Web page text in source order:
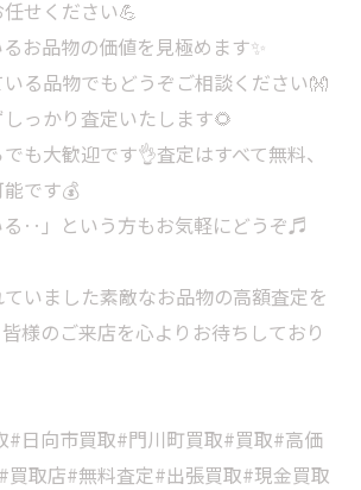
せください💪
お品物の価値を見極めます✨
る品物でもどうぞご相談ください👐
っかり査定いたします🌻
も大歓迎です👌査定はすべて無料、
です💰
る‥」という方もお気軽にどうぞ♬
いました素敵なお品物の高額査定を
様のご来店を心よりお待ちしており
#日向市買取#門川町買取#買取#高価
買取店#無料査定#出張買取#現金買取